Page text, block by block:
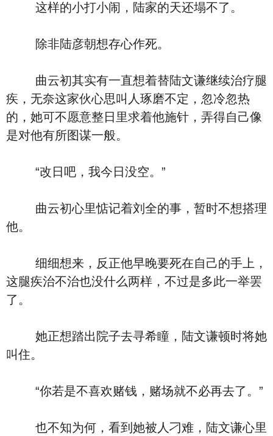
这样的小打小闹，陆家的天还塌不了。
除非陆彦朝想存心作死。
曲云初其实有一直想着替陆文谦继续治疗腿
疾，无奈这家伙心思叫人琢磨不定，忽冷忽热
的，她可不愿意整日里求着他施针，弄得自己像
是对他有所图谋一般。
“改日吧，我今日没空。”
曲云初心里惦记着刘全的事，暂时不想搭理
他。
细细想来，反正他早晚要死在自己的手上，
这腿疾治不治也没什么两样，不过是多此一举罢
了。
她正想踏出院子去寻希瞳，陆文谦顿时将她
叫住。
“你若是不喜欢赌钱，赌场就不必再去了。”
也不知为何，看到她被人刁难，陆文谦心里